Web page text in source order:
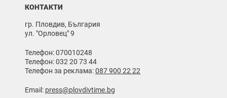
КОНТАКТИ
гр. Пловдив, България
ул. "Орловец" 9
Телефон: 070010248
Телефон: 032 20 73 44
Телефон за реклама:087 900 22 22
Email: press@plovdivtime.bg